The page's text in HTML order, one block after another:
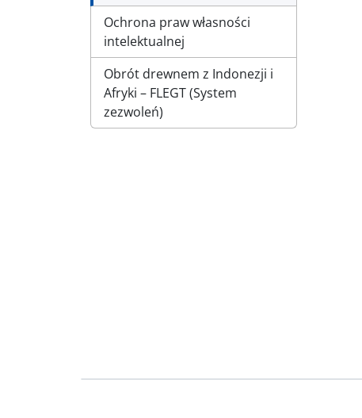
Ochrona praw własności
intelektualnej
Obrót drewnem z Indonezji i
Afryki – FLEGT (System
zezwoleń)